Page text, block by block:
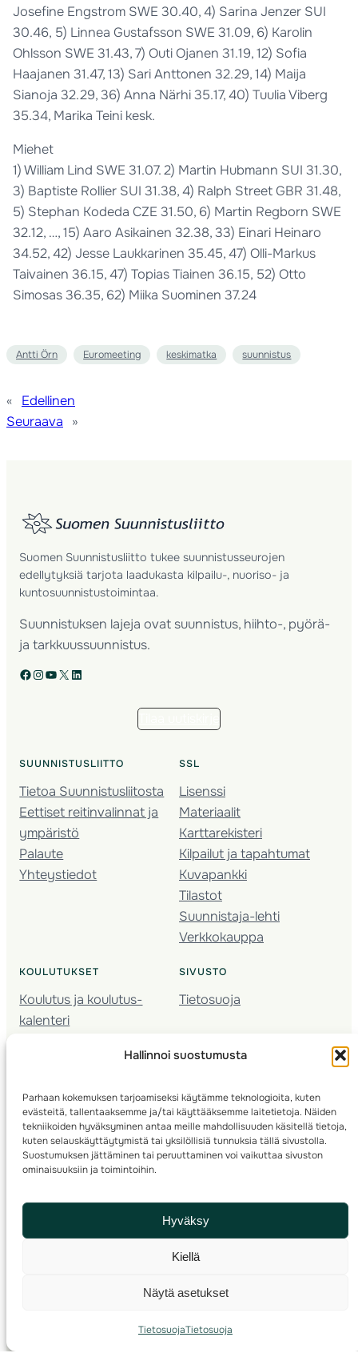
Hallinnoi suostumusta
Parhaan kokemuksen tarjoamiseksi käytämme teknologioita, kuten
evästeitä, tallentaaksemme ja/tai käyttääksemme laitetietoja. Näiden
tekniikoiden hyväksyminen antaa meille mahdollisuuden käsitellä tietoja,
kuten selauskäyttäytymistä tai yksilöllisiä tunnuksia tällä sivustolla.
Suostumuksen jättäminen tai peruuttaminen voi vaikuttaa sivuston
ominaisuuksiin ja toimintoihin.
Hyväksy
Kiellä
Näytä asetukset
TietosuojaTietosuoja
Josefine Engstrom SWE 30.40, 4) Sarina Jenzer SUI
30.46, 5) Linnea Gustafsson SWE 31.09, 6) Karolin
Ohlsson SWE 31.43, 7) Outi Ojanen 31.19, 12) Sofia
Haajanen 31.47, 13) Sari Anttonen 32.29, 14) Maija
Sianoja 32.29, 36) Anna Närhi 35.17, 40) Tuulia Viberg
35.34, Marika Teini kesk.
Miehet
1) William Lind SWE 31.07. 2) Martin Hubmann SUI 31.30,
3) Baptiste Rollier SUI 31.38, 4) Ralph Street GBR 31.48,
5) Stephan Kodeda CZE 31.50, 6) Martin Regborn SWE
32.12, …, 15) Aaro Asikainen 32.38, 33) Einari Heinaro
34.52, 42) Jesse Laukkarinen 35.45, 47) Olli-Markus
Taivainen 36.15, 47) Topias Tiainen 36.15, 52) Otto
Simosas 36.35, 62) Miika Suominen 37.24
Antti Örn Euromeeting keskimatka suunnistus
«
Edellinen
Seuraava
»
Suomen Suunnistusliitto tukee suunnistusseurojen
edellytyksiä tarjota laadukasta kilpailu-, nuoriso- ja
kuntosuunnistustoimintaa.
Suunnistuksen lajeja ovat suunnistus, hiihto-, pyörä-
ja tarkkuussuunnistus.
Facebook Instagram YouTube X LinkedIn
SUUNNISTUSLIITTO
Tietoa Suunnistusliitosta
Eettiset reitinvalinnat ja
ympäristö
Palaute
Yhteystiedot
SSL
Lisenssi
Materiaalit
Karttarekisteri
Kilpailut ja tapahtumat
Kuvapankki
Tilastot
Suunnistaja-lehti
Verkkokauppa
KOULUTUKSET
Koulutus ja koulutus­
kalenteri
Seura­kehittäminen
Kartoitus
Ratamestari
SIVUSTO
Tietosuoja
© 2025 ·Suomen Suunnistusliitto· Valimotie 10, 00380 Helsinki, Finland
info(a)suunnistusliitto.fi,Rastilipun asiat: rastilippu(a)suunnistusliitto.fi
Kilpailut ja kuntorastit – Rastilippu:::Rastilipun ohjeet